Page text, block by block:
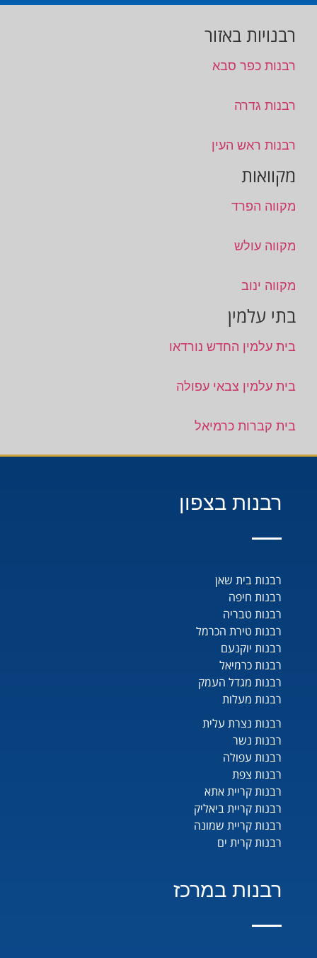
רבנויות באזור
רבנות כפר סבא
רבנות גדרה
רבנות ראש העין
מקוואות
מקווה הפרד
מקווה עולש
מקווה ינוב
בתי עלמין
בית עלמין החדש נורדאו
בית עלמין צבאי עפולה
בית קברות כרמיאל
רבנות בצפון
רבנות בית שאן
רבנות חיפה
רבנות טבריה
רבנות טירת הכרמל
רבנות יוקנעם
רבנות כרמיאל
רבנות מגדל העמק
רבנות מעלות
רבנות נצרת עלית
רבנות נשר
רבנות עפולה
רבנות צפת
רבנות קריית אתא
רבנות קריית ביאליק
רבנות קריית שמונה
רבנות קרית ים
רבנות במרכז